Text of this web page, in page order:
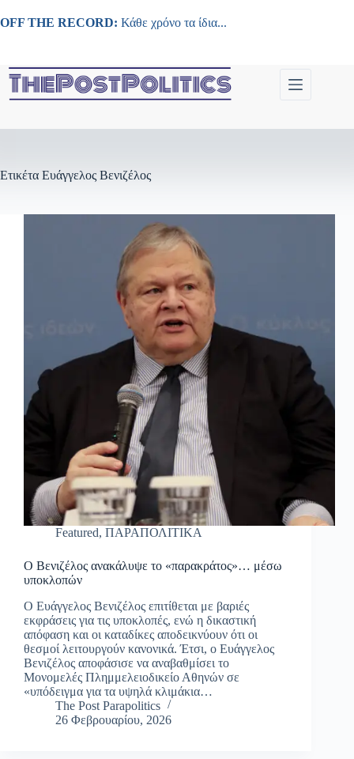
στο
OFF THE RECORD: Κάθε χρόνο τα ίδια...
Ετικέτα Ευάγγελος Βενιζέλος
Featured, ΠΑΡΑΠΟΛΙΤΙΚΑ
Ο Βενιζέλος ανακάλυψε το «παρακράτος»… μέσω
υποκλοπών
Ο Ευάγγελος Βενιζέλος επιτίθεται με βαριές
εκφράσεις για τις υποκλοπές, ενώ η δικαστική
απόφαση και οι καταδίκες αποδεικνύουν ότι οι
θεσμοί λειτουργούν κανονικά. Έτσι, ο Ευάγγελος
Βενιζέλος αποφάσισε να αναβαθμίσει το
Μονομελές Πλημμελειοδικείο Αθηνών σε
«υπόδειγμα για τα υψηλά κλιμάκια…
The Post Parapolitics
26 Φεβρουαρίου, 2026